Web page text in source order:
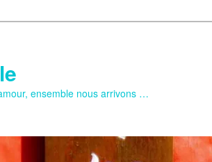
ensemble nous arrivons …